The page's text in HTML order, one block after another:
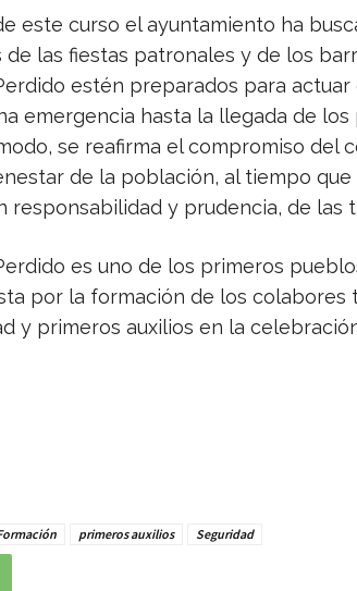
este curso el ayuntamiento ha
las fiestas patronales y de los
estén preparados para actuar
emergencia hasta la llegada de
se reafirma el compromiso del
de la población, al tiempo
responsabilidad y prudencia, de las
es uno de los primeros
por la formación de los colabores
y primeros auxilios en la
primeros auxilios Seguridad